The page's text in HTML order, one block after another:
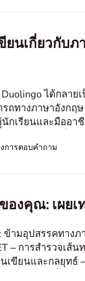
ยนเกี่ยวกับ
ได้กลา
ถทางภาษาอังกฤ
กเรียนและมืออา
การตอบคำถาม
องคุณ: เผย
ข้ามอุปสรรคทาง
‒ การสำรวจเส้
นเขียนและกลยุท